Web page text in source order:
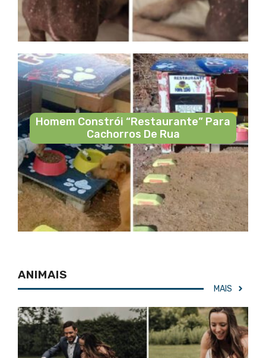
Homem Constrói “restaurante” Para
Cachorros De Rua
ANIMAIS
MAIS